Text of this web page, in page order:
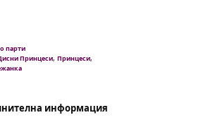
парти
Принцеси, Принцеси,
информация